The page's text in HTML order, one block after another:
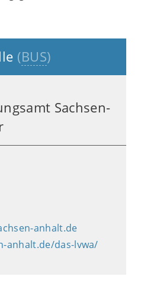
(BUS)
Sachsen-
anhalt.de
anhalt.de/das-lvwa/